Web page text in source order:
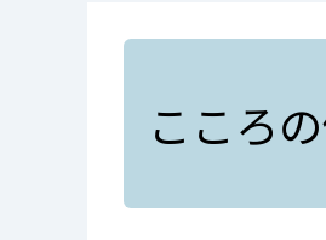
こころ